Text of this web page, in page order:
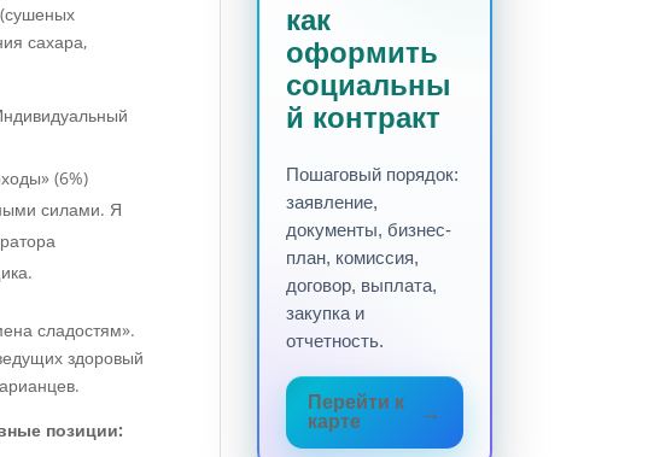
сахара,
(6%)
силами. Я
сладостям».
здоровый
позиции:
как
оформить
социальны
й контракт
Пошаговый порядок:
заявление,
документы, бизнес-
план, комиссия,
договор, выплата,
закупка и
отчетность.
Перейти к
карте